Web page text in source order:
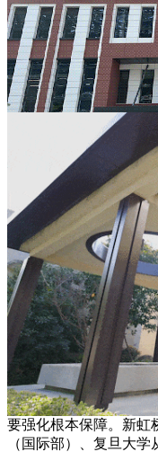
要强化根本保障。新虹
（国际部）、复旦大